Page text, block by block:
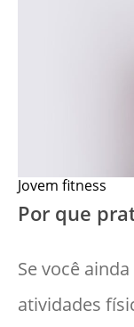
Jovem fitness
Por que
Se você
atividades